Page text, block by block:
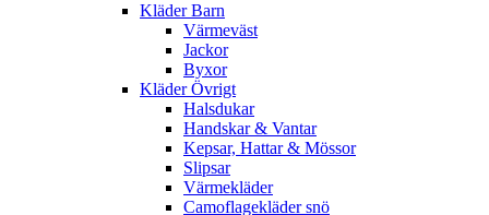
Kläder Barn
Värmeväst
Jackor
Byxor
Kläder Övrigt
Halsdukar
Handskar & Vantar
Kepsar, Hattar & Mössor
Slipsar
Värmekläder
Camoflagekläder snö